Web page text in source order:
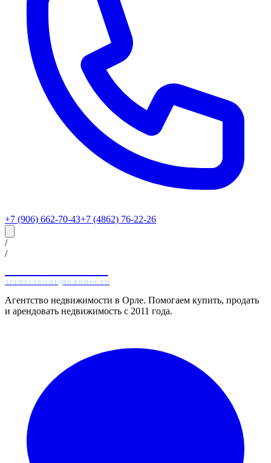
+7 (906) 662-70-43+7 (4862) 76-22-26
/
/
АГЕНТСТВО НЕДВИЖИМОСТИ
Агентство недвижимости в Орле. Помогаем купить, продать
и арендовать недвижимость с 2011 года.